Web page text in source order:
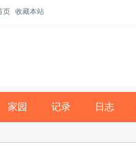
页 收藏本站
家园 记录 日志